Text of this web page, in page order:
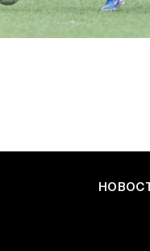
приняли «Чертаново»